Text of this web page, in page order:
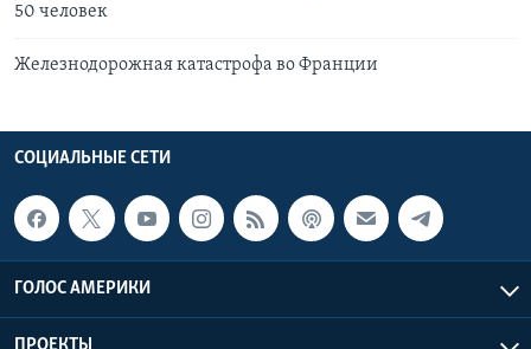
50 человек
Железнодорожная катастрофа во Франции
СОЦИАЛЬНЫЕ СЕТИ
ГОЛОС АМЕРИКИ
ПРОЕКТЫ